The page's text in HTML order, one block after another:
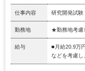
仕事内容 研究開発試
勤務地 ★勤務地考
給与
■月給20.9万
などを考慮し